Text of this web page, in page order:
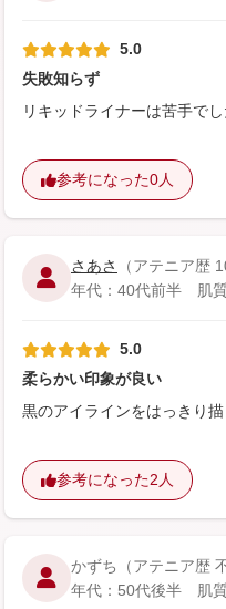
5.0
失敗知らず
リキッドライナーは苦手で
参考になった0人
さあさ
（アテニア歴
年代：40代前半 肌
5.0
柔らかい印象が良い
黒のアイラインをはっきり
参考になった2人
かずち
（アテニア歴
年代：50代後半 肌